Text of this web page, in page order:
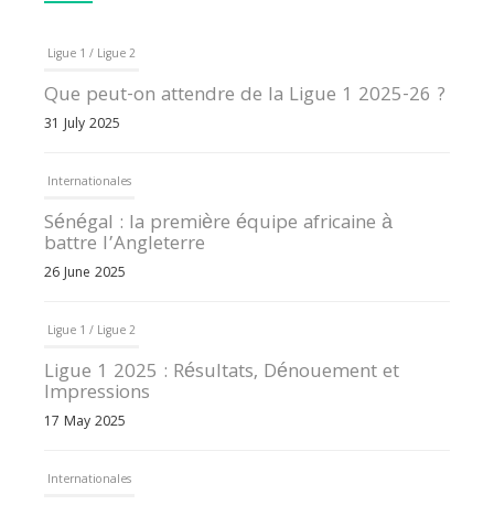
Ligue 1 / Ligue 2
Que peut-on attendre de la Ligue 1 2025-26 ?
31 July 2025
Internationales
Sénégal : la première équipe africaine à
battre l’Angleterre
26 June 2025
Ligue 1 / Ligue 2
Ligue 1 2025 : Résultats, Dénouement et
Impressions
17 May 2025
Internationales